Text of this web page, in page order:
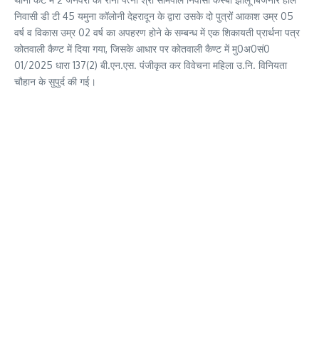
निवासी डी टी 45 यमुना कॉलोनी देहरादून के द्वारा उसके दो पुत्रों आकाश उम्र 05
वर्ष व विकास उम्र 02 वर्ष का अपहरण होने के सम्बन्ध में एक शिकायती प्रार्थना पत्र
कोतवाली कैण्ट में दिया गया, जिसके आधार पर कोतवाली कैण्ट में मु0अ0सं0
01/2025 धारा 137(2) बी.एन.एस. पंजीकृत कर विवेचना महिला उ.नि. विनियता
चौहान के सुपुर्द की गई।